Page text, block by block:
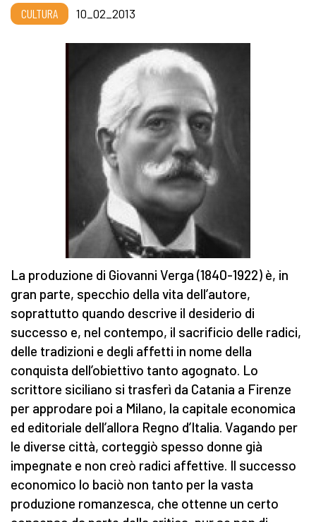
CULTURA 10_02_2013
La produzione di Giovanni Verga (1840-1922) è, in
gran parte, specchio della vita dell’autore,
soprattutto quando descrive il desiderio di
successo e, nel contempo, il sacrificio delle radici,
delle tradizioni e degli affetti in nome della
conquista dell’obiettivo tanto agognato. Lo
scrittore siciliano si trasferì da Catania a Firenze
per approdare poi a Milano, la capitale economica
ed editoriale dell’allora Regno d’Italia. Vagando per
le diverse città, corteggiò spesso donne già
impegnate e non creò radici affettive. Il successo
economico lo baciò non tanto per la vasta
produzione romanzesca, che ottenne un certo